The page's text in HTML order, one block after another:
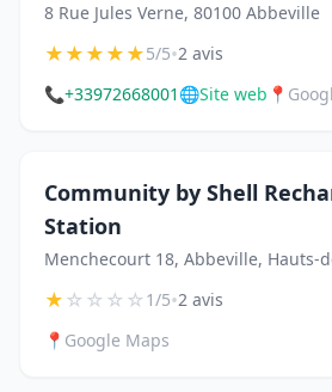
8 Rue Jules Verne, 80100 Abbeville
★★★★★5/5•2 avis
📞+33972668001 🌐Site web 📍
Community by Shell
Station
Menchecourt 18, Abbeville, Hauts-
★☆☆☆☆1/5•2 avis
📍 Google Maps